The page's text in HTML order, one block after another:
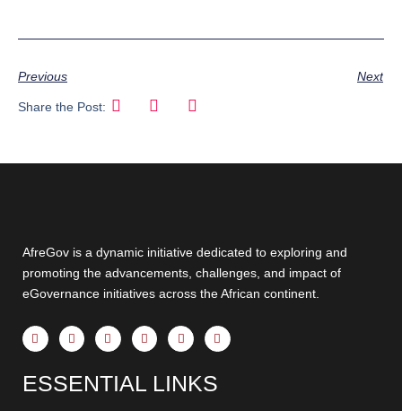
Previous Next
Share the Post:
AfreGov is a dynamic initiative dedicated to exploring and
promoting the advancements, challenges, and impact of
eGovernance initiatives across the African continent.
F
a
c
b
o
X
-
t
i
t
Y
o
u
u
b
I
n
s
g
T
h
r
a
d
L
i
n
e
d
ESSENTIAL LINKS